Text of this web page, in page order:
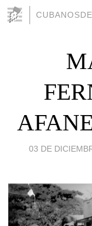
03 DE